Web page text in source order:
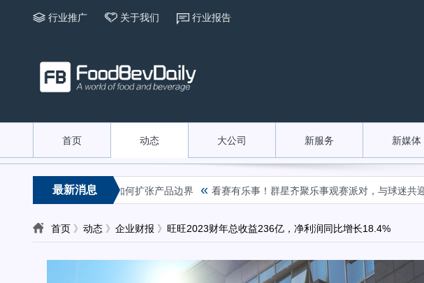
行业推广 关于我们 行业报告
首页 动态 大公司 新服务 新媒体
最新消息
乐，康师傅冰红茶如何扩张产品边界 « 看赛有乐事！群星齐聚乐事观赛派对，与球迷共迎FIFA
首页 》 动态 》 企业财报 》 旺旺2023财年总收益236亿，净利润同比增长18.4%